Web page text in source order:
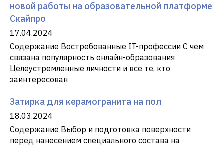
новой работы на образовательной платформе
Скайпро
17.04.2024
Содержание Востребованные IT-профессии С чем
связана популярность онлайн-образования
Целеустремленные личности и все те, кто
заинтересован
Затирка для керамогранита на пол
18.03.2024
Содержание Выбор и подготовка поверхности
перед нанесением специального состава на